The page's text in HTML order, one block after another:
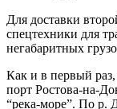
Для доставки
спецтехники для
негабаритных
Как и в первый
порт Ростова-на-
“река-море”. По р.